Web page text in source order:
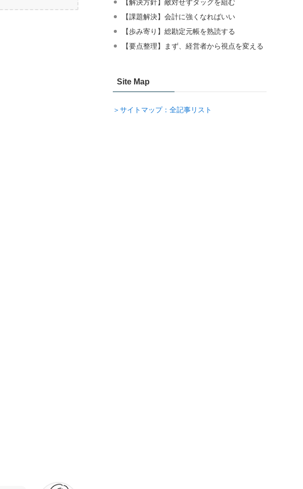
【解決方針】敵対せずタッグを組む
【課題解決】会計に強くなればいい
【歩み寄り】総勘定元帳を熟読する
【要点整理】まず、経営者から視点を変える
Site Map
＞サイトマップ：全記事リスト